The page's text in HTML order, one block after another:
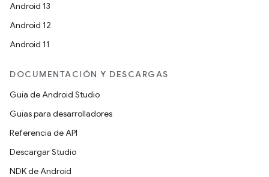
Android 13
Android 12
Android 11
DOCUMENTACIÓN Y DESCARGAS
Guía de Android Studio
Guías para desarrolladores
Referencia de API
Descargar Studio
NDK de Android